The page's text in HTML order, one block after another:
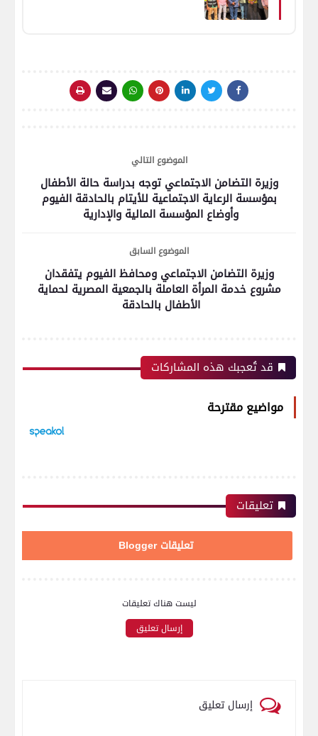
الموضوع التالي
وزيرة التضامن الاجتماعي توجه بدراسة حالة الأطفال
بمؤسسة الرعاية الاجتماعية للأيتام بالحادقة الفيوم
وأوضاع المؤسسة المالية والإدارية
الموضوع السابق
وزيرة التضامن الاجتماعي ومحافظ الفيوم يتفقدان
مشروع خدمة المرأة العاملة بالجمعية المصرية لحماية
الأطفال بالحادقة
قد تُعجبك هذه المشاركات
مواضيع مقترحة
تعليقات
تعليقات Blogger
ليست هناك تعليقات
إرسال تعليق
إرسال تعليق